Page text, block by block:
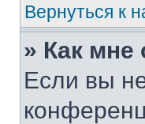
Вернуться к
» Как мне
Если вы